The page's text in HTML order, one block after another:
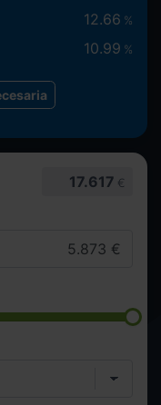
17.617 €
12.66 %
10.99 %